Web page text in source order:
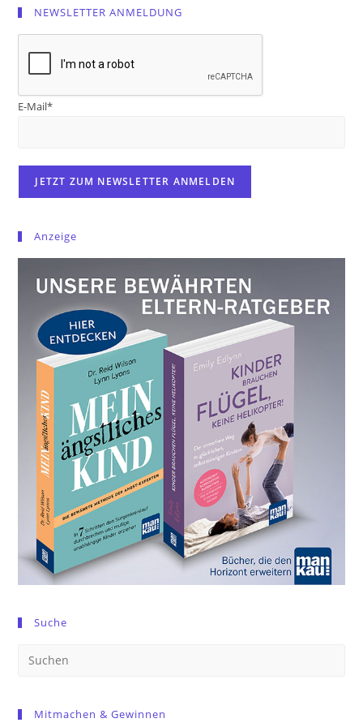
NEWSLETTER ANMELDUNG
E-Mail*
Anzeige
Suche
Mitmachen & Gewinnen